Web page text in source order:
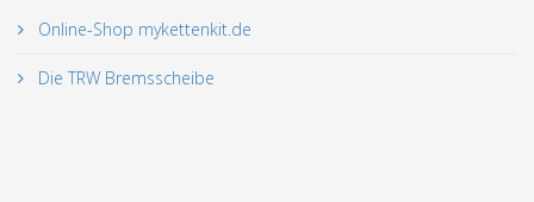
Online-Shop mykettenkit.de
Die TRW Bremsscheibe